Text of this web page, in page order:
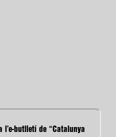
butlletí de “Catalunya